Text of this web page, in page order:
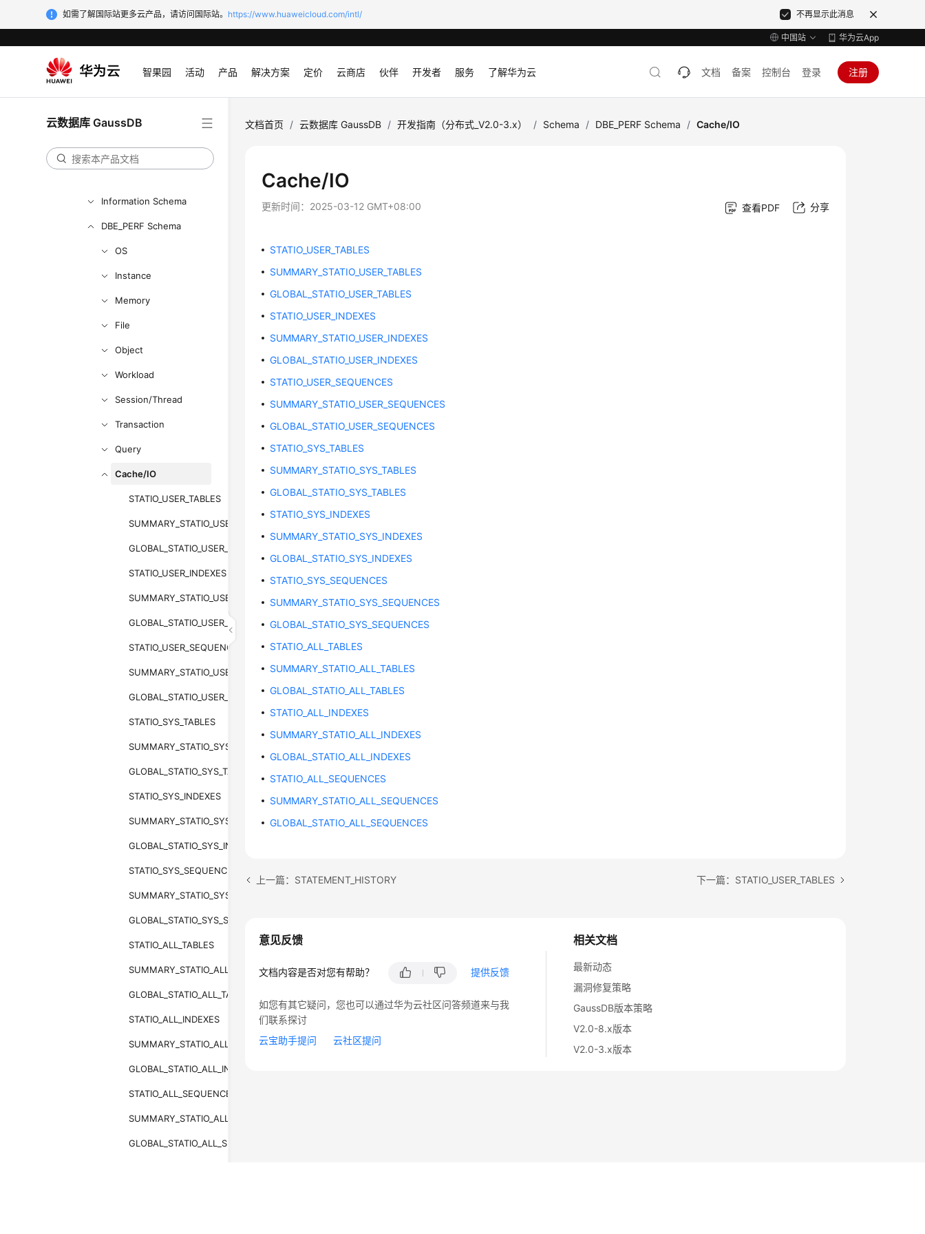
如需了解国际站更多云产品，请访问国际站。 https://www.huaweicloud.com/intl/ 不再显示此消息
中国站 华为云App
智果园 活动 产品 解决方案 定价 云商店 伙伴 开发者 服务 了解华为云 文档 备案 控制台 登录 注册
云数据库 GaussDB
SQL参考
用户自定义函数
自治事务
系统表和系统视图
Information Schema
DBE_PERF Schema
OS
Instance
Memory
File
Object
Workload
Session/Thread
Transaction
Query
Cache/IO
STATIO_USER_TABLES
SUMMARY_STATIO_USER_TABLES
GLOBAL_STATIO_USER_TABLES
STATIO_USER_INDEXES
SUMMARY_STATIO_USER_INDEXES
GLOBAL_STATIO_USER_INDEXES
STATIO_USER_SEQUENCES
SUMMARY_STATIO_USER_SEQUENCES
GLOBAL_STATIO_USER_SEQUENCES
STATIO_SYS_TABLES
SUMMARY_STATIO_SYS_TABLES
GLOBAL_STATIO_SYS_TABLES
STATIO_SYS_INDEXES
SUMMARY_STATIO_SYS_INDEXES
GLOBAL_STATIO_SYS_INDEXES
STATIO_SYS_SEQUENCES
SUMMARY_STATIO_SYS_SEQUENCES
GLOBAL_STATIO_SYS_SEQUENCES
STATIO_ALL_TABLES
SUMMARY_STATIO_ALL_TABLES
GLOBAL_STATIO_ALL_TABLES
STATIO_ALL_INDEXES
SUMMARY_STATIO_ALL_INDEXES
GLOBAL_STATIO_ALL_INDEXES
STATIO_ALL_SEQUENCES
SUMMARY_STATIO_ALL_SEQUENCES
GLOBAL_STATIO_ALL_SEQUENCES
文档首页 / 云数据库 GaussDB / 开发指南（分布式_V2.0-3.x） / Schema / DBE_PERF Schema / Cache/IO
Cache/IO
更新时间： 2025-03-12 GMT+08:00 查看PDF 分享
STATIO_USER_TABLES
SUMMARY_STATIO_USER_TABLES
GLOBAL_STATIO_USER_TABLES
STATIO_USER_INDEXES
SUMMARY_STATIO_USER_INDEXES
GLOBAL_STATIO_USER_INDEXES
STATIO_USER_SEQUENCES
SUMMARY_STATIO_USER_SEQUENCES
GLOBAL_STATIO_USER_SEQUENCES
STATIO_SYS_TABLES
SUMMARY_STATIO_SYS_TABLES
GLOBAL_STATIO_SYS_TABLES
STATIO_SYS_INDEXES
SUMMARY_STATIO_SYS_INDEXES
GLOBAL_STATIO_SYS_INDEXES
STATIO_SYS_SEQUENCES
SUMMARY_STATIO_SYS_SEQUENCES
GLOBAL_STATIO_SYS_SEQUENCES
STATIO_ALL_TABLES
SUMMARY_STATIO_ALL_TABLES
GLOBAL_STATIO_ALL_TABLES
STATIO_ALL_INDEXES
SUMMARY_STATIO_ALL_INDEXES
GLOBAL_STATIO_ALL_INDEXES
STATIO_ALL_SEQUENCES
SUMMARY_STATIO_ALL_SEQUENCES
GLOBAL_STATIO_ALL_SEQUENCES
上一篇：STATEMENT_HISTORY 下一篇：STATIO_USER_TABLES
相关文档
最新动态
漏洞修复策略
GaussDB版本策略
V2.0-8.x版本
V2.0-3.x版本
意见反馈
文档内容是否对您有帮助？ 提供反馈
如您有其它疑问，您也可以通过华为云社区问答频道来与我
们联系探讨
云宝助手提问
云社区提问